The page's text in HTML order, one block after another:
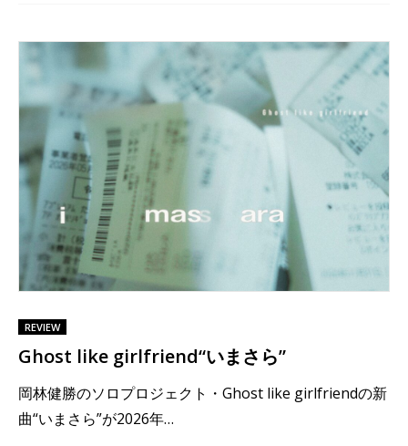
REVIEW
Ghost like girlfriend“いまさら”
岡林健勝のソロプロジェクト・Ghost like girlfriendの新
曲“いまさら”が2026年…